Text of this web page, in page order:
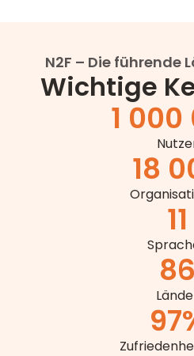
N2F – Die führende
Wichtige
1
18
11
86
97